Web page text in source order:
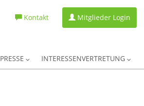
Kontakt Mitglieder Login
PRESSE INTERESSENVERTRETUNG